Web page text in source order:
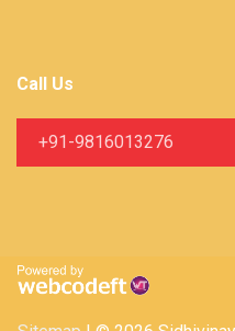
Call Us
+91-9816013276